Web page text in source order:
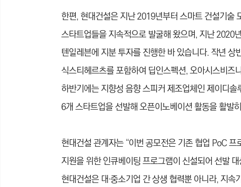
한편, 현대건설은 지난 2019년부터 스마트 건설기술
스타트업들을 지속적으로 발굴해 왔으며, 지난 2020
텐일레븐에 지분 투자를 진행한 바 있습니다.작년 상
식스티헤르츠를 포함하여 딥인스펙션, 오아시스비
하반기에는 지향성 음향 스피커 제조업체인 제이디
6개 스타트업을 선발해 오픈이노베이션 활동을 활발
현대건설 관계자는 “이번 공모전은 기존 협업 PoC
지원을 위한 인큐베이팅 프로그램이 신설되어 선발
현대건설은 대·중소기업 간 상생 협력뿐 아니라, 지